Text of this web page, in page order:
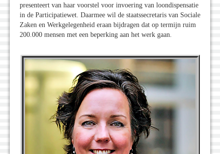
presenteert van haar voorstel voor invoering van loondispensatie
in de Participatiewet. Daarmee wil de staatssecretaris van Sociale
Zaken en Werkgelegenheid eraan bijdragen dat op termijn ruim
200.000 mensen met een beperking aan het werk gaan.